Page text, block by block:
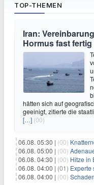
TOP-THEMEN
Iran:
Hormus fast fertig
hätten sich auf
geeinigt, zitierte die
[…] (00)
06.08. 05:30 | (00)
06.08. 05:00 | (00)
06.08. 04:30 | (00) Hitze in
06.08. 04:00 | (01) Experte
06.08. 04:00 | (00)